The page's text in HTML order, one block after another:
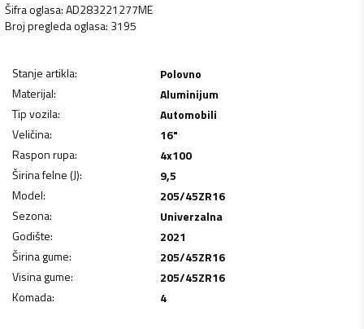
Šifra oglasa:AD283221277ME
Broj pregleda oglasa: 3195
Stanje artikla:
Polovno
Materijal:
Aluminijum
Tip vozila:
Automobili
Veličina:
16"
Raspon rupa:
4x100
Širina felne (J):
9,5
Model:
205/45ZR16
Sezona:
Univerzalna
Godište:
2021
Širina gume:
205/45ZR16
Visina gume:
205/45ZR16
Komada: 4